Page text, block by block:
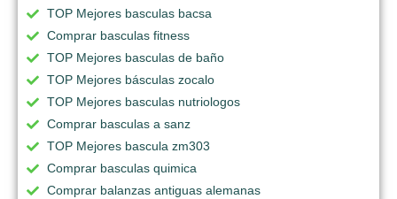
TOP Mejores basculas bacsa
Comprar basculas fitness
TOP Mejores basculas de baño
TOP Mejores básculas zocalo
TOP Mejores basculas nutriologos
Comprar basculas a sanz
TOP Mejores bascula zm303
Comprar basculas quimica
Comprar balanzas antiguas alemanas